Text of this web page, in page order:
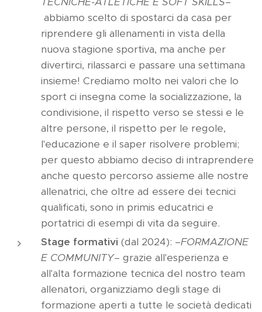
abbiamo scelto di spostarci da casa per
riprendere gli allenamenti in vista della
nuova stagione sportiva, ma anche per
divertirci, rilassarci e passare una settimana
insieme! Crediamo molto nei valori che lo
sport ci insegna come la socializzazione, la
condivisione, il rispetto verso se stessi e le
altre persone, il rispetto per le regole,
l'educazione e il saper risolvere problemi;
per questo abbiamo deciso di intraprendere
anche questo percorso assieme alle nostre
allenatrici, che oltre ad essere dei tecnici
qualificati, sono in primis educatrici e
portatrici di esempi di vita da seguire.
Stage formativi (dal 2024): –FORMAZIONE
E COMMUNITY– grazie all'esperienza e
all'alta formazione tecnica del nostro team
allenatori, organizziamo degli stage di
formazione aperti a tutte le società dedicati